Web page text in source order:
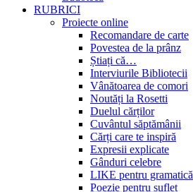
RUBRICI
Proiecte online
Recomandare de carte
Povestea de la prânz
Știați că…
Interviurile Bibliotecii
Vânătoarea de comori
Noutăți la Rosetti
Duelul cărților
Cuvântul săptămânii
Cărți care te inspiră
Expresii explicate
Gânduri celebre
LIKE pentru gramatică
Poezie pentru suflet